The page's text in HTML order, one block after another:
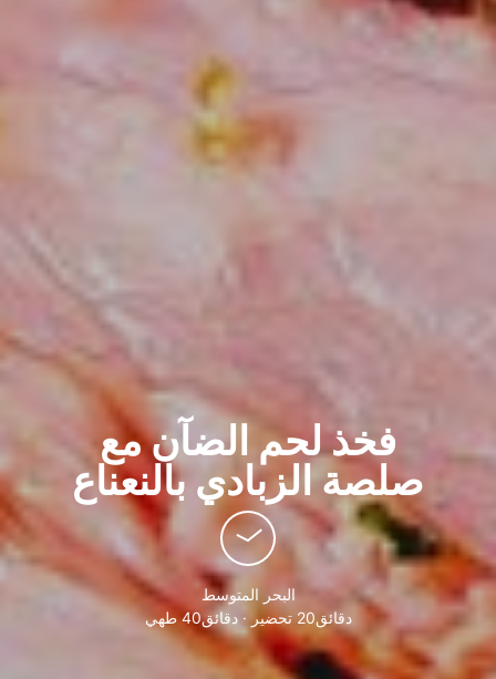
فخذ لحم الضآن مع
صلصة الزبادي بالنعناع
البحر المتوسط
دقائق20 تحضير · دقائق40 طهي